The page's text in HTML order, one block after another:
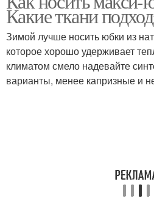
Длинные юбки
Длинный пуховик
Какие ткани
Зимой лучше носить юбки из
которое хорошо удерживает
климатом смело надевайте
варианты, менее капризные и